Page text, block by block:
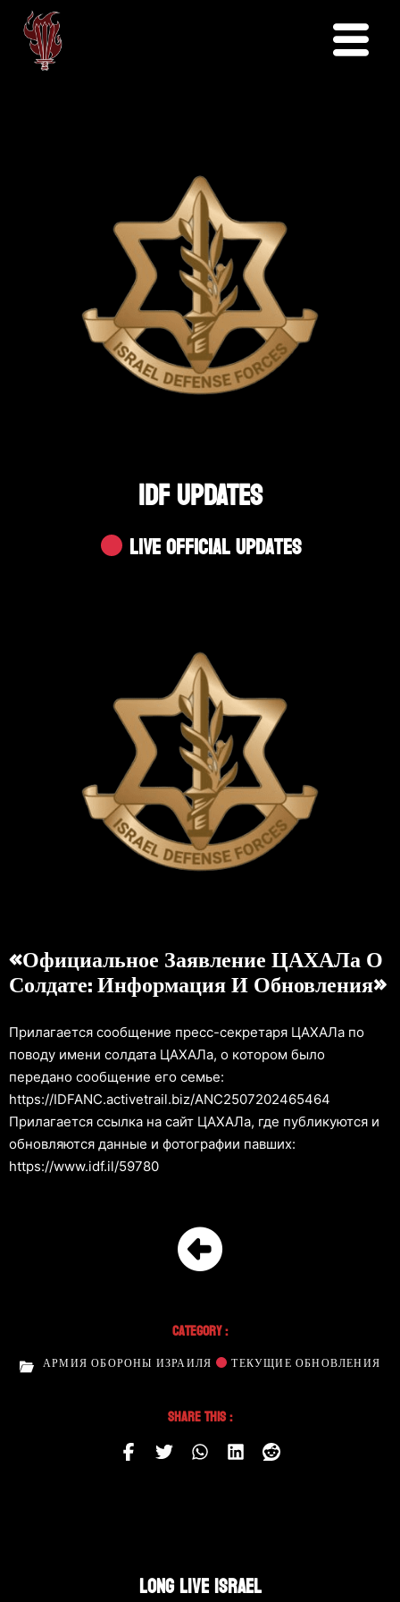
IDF UPDATES
Live Official Updates
«Официальное Заявление ЦАХАЛа О
Солдате: Информация И Обновления»
Прилагается сообщение пресс-секретаря ЦАХАЛа по
поводу имени солдата ЦАХАЛа, о котором было
передано сообщение его семье:
https://IDFANC.activetrail.biz/ANC2507202465464
Прилагается ссылка на сайт ЦАХАЛа, где публикуются и
обновляются данные и фотографии павших:
https://www.idf.il/59780
Category :
АРМИЯ ОБОРОНЫ ИЗРАИЛЯ ТЕКУЩИЕ ОБНОВЛЕНИЯ
Share This :
LONG LIVE ISRAEL